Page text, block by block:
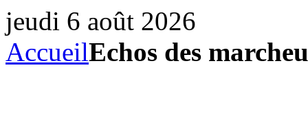
jeudi 6 août 2026
AccueilEchos des